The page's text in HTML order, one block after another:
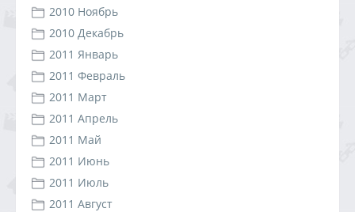
2010 Ноябрь
2010 Декабрь
2011 Январь
2011 Февраль
2011 Март
2011 Апрель
2011 Май
2011 Июнь
2011 Июль
2011 Август